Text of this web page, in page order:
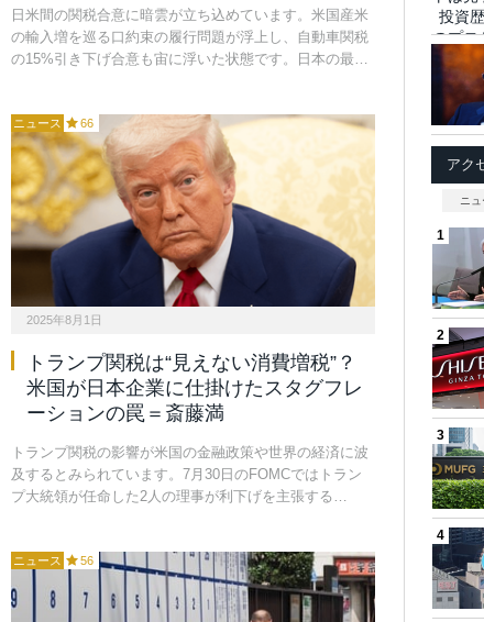
日米間の関税合意に暗雲が立ち込めています。米国産米
の輸入増を巡る口約束の履行問題が浮上し、自動車関税
の15%引き下げ合意も宙に浮いた状態です。日本の最…
ニュース 66
2025年8月1日
トランプ関税は“見えない消費増税”？
米国が日本企業に仕掛けたスタグフレ
ーションの罠＝斎藤満
トランプ関税の影響が米国の金融政策や世界の経済に波
及するとみられています。7月30日のFOMCではトラン
プ大統領が任命した2人の理事が利下げを主張する…
ニュース 56
アク
ニュ